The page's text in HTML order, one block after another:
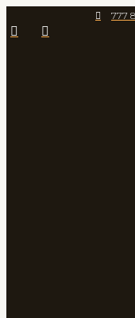
Přeskočit
na
777